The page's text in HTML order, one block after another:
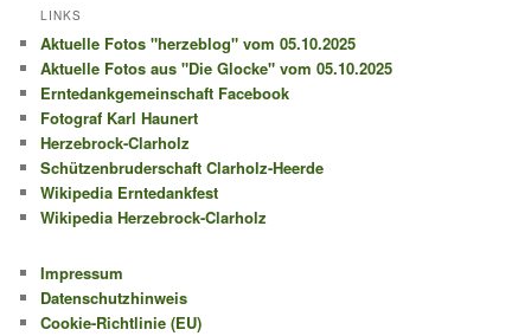
LINKS
Aktuelle Fotos "herzeblog" vom 05.10.2025
Aktuelle Fotos aus "Die Glocke" vom 05.10.2025
Erntedankgemeinschaft Facebook
Fotograf Karl Haunert
Herzebrock-Clarholz
Schützenbruderschaft Clarholz-Heerde
Wikipedia Erntedankfest
Wikipedia Herzebrock-Clarholz
Impressum
Datenschutzhinweis
Cookie-Richtlinie (EU)